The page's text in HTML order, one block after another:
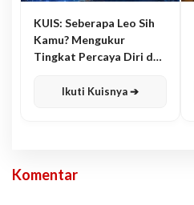
KUIS: Seberapa Leo Sih
Kamu? Mengukur
Tingkat Percaya Diri dan
Ikuti Kuisnya ➔
Komentar